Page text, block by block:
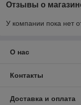
Отзывы о
У компании пока нет
О нас
Контакты
Доставка и оплата